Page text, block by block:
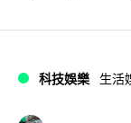
科技娛樂 生活